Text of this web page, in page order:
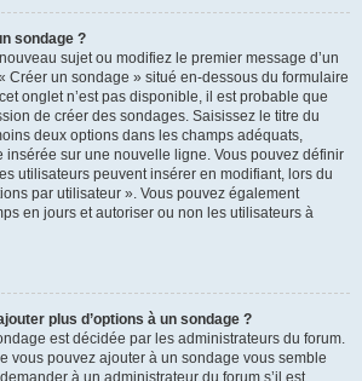
sondage ?
sujet ou modifiez le premier message d’un
Créer un sondage » situé en-dessous du formulaire
onglet n’est pas disponible, il est probable que
de créer des sondages. Saisissez le titre du
deux options dans les champs adéquats,
insérée sur une nouvelle ligne. Vous pouvez définir
utilisateurs peuvent insérer en modifiant, lors du
par utilisateur ». Vous pouvez également
en jours et autoriser ou non les utilisateurs à
plus d’options à un sondage ?
est décidée par les administrateurs du forum.
vous pouvez ajouter à un sondage vous semble
à un administrateur du forum s’il est